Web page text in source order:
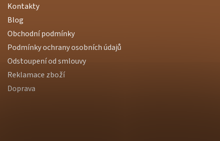
Kontakty
Blog
Obchodní podmínky
Podmínky ochrany osobních údajů
Odstoupení od smlouvy
Reklamace zboží
Doprava